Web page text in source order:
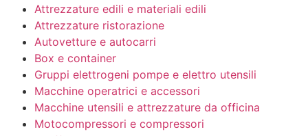
Attrezzature edili e materiali edili
Attrezzature ristorazione
Autovetture e autocarri
Box e container
Gruppi elettrogeni pompe e elettro utensili
Macchine operatrici e accessori
Macchine utensili e attrezzature da officina
Motocompressori e compressori